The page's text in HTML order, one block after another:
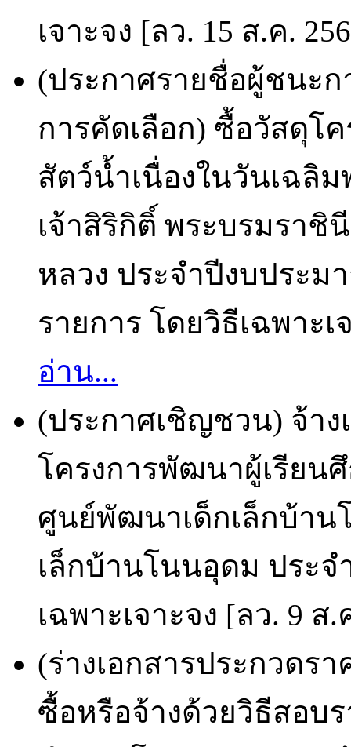
เจาะจง [ลว. 15 ส.ค.
(ประกาศรายชื่อผู้ชนะก
การคัดเลือก) ซื้อวัสดุโ
สัตว์น้ำเนื่องในวันเฉลิ
เจ้าสิริกิติ์ พระบรมรา
หลวง ประจำปีงบประม
รายการ โดยวิธีเฉพาะ
อ่าน...
(ประกาศเชิญชวน) จ้า
โครงการพัฒนาผู้เรียน
ศูนย์พัฒนาเด็กเล็กบ้า
เล็กบ้านโนนอุดม ประจ
เฉพาะเจาะจง [ลว. 9 ส
(ร่างเอกสารประกวดรา
ซื้อหรือจ้างด้วยวิธีสอบ